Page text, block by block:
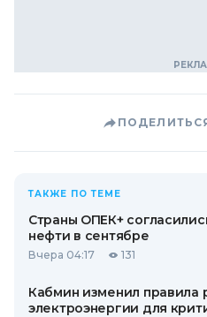
ТАКЖЕ ПО ТЕМЕ
Страны ОПЕК+
нефти в сентябре
Вчера 04:17 131
Кабмин изменил правила
электроэнергии для